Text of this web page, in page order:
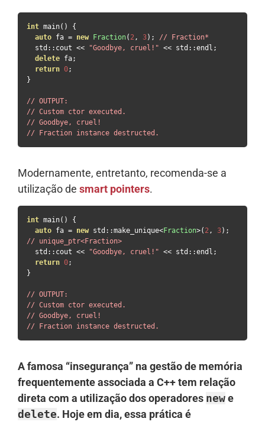
int main()
{
auto fa = new Fraction( 2, 3);
// Fraction*
  std
:: cout << "Goodbye, cruel!" << std ::endl ;
delete fa;
return 0;
}
// OUTPUT:
// Custom ctor executed.
// Goodbye, cruel!
// Fraction instance destructed.
Modernamente, entretanto, recomenda-se a
utilização de smart pointers.
int main()
{
auto fa = new std ::make_unique<Fraction>( 2 , 3);
// unique_ptr<Fraction>
  std
:: cout << "Goodbye, cruel!" << std ::endl ;
return 0;
}
// OUTPUT:
// Custom ctor executed.
// Goodbye, cruel!
// Fraction instance destructed.
A famosa “insegurança” na gestão de memória
frequentemente associada a C++ tem relação
direta com a utilização dos operadores newe
delete. Hoje em dia, essa prática é